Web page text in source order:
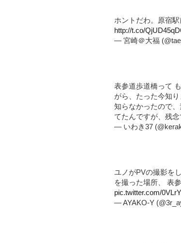
ホントだわ。原宿
http://t.co/
— 宮崎＠大福
表参道歩道橋って
がら、たった今知
知らなかったので
てたんですが、残念
— いわき37
ユノがPVの撮影を
を撮った場所、 表
pic.twitter.com/
— AYAKO-Y